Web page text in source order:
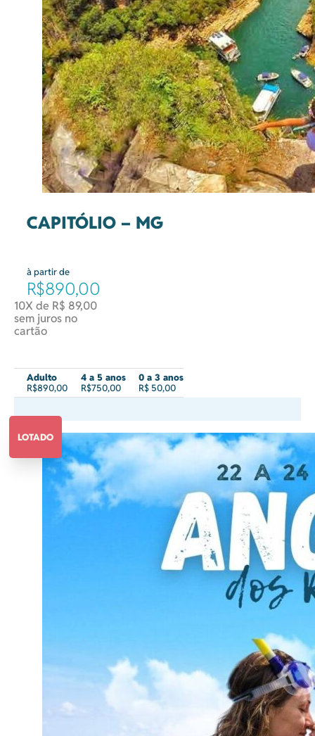
CAPITÓLIO – MG
à partir de
R$890,00
10X de R$ 89,00
sem juros no
cartão
Adulto
R$890,00
4 a 5 anos
R$750,00
0 a 3 anos
R$ 50,00
LOTADO